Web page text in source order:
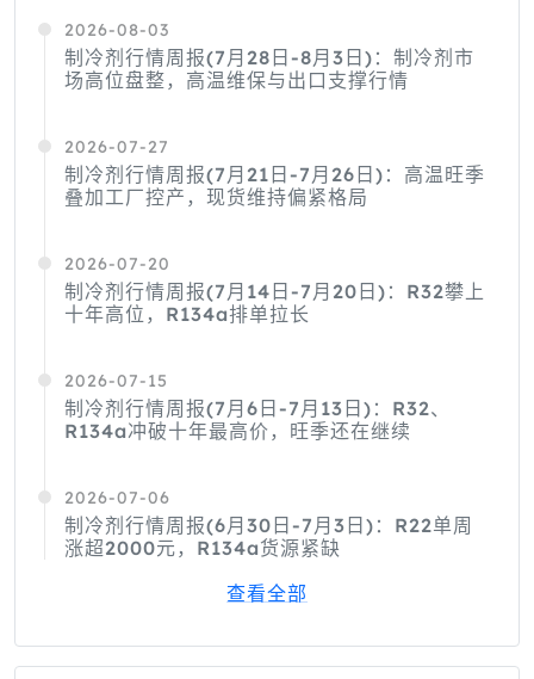
2026-08-03
制冷剂行情周报(7月28日-8月3日)：制冷剂市
场高位盘整，高温维保与出口支撑行情
2026-07-27
制冷剂行情周报(7月21日-7月26日)：高温旺季
叠加工厂控产，现货维持偏紧格局
2026-07-20
制冷剂行情周报(7月14日-7月20日)：R32攀上
十年高位，R134a排单拉长
2026-07-15
制冷剂行情周报(7月6日-7月13日)：R32、
R134a冲破十年最高价，旺季还在继续
2026-07-06
制冷剂行情周报(6月30日-7月3日)：R22单周
涨超2000元，R134a货源紧缺
查看全部